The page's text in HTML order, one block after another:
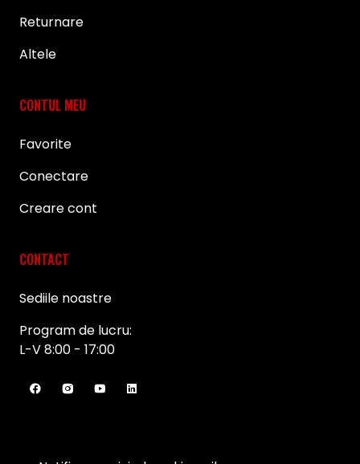
Returnare
Altele
CONTUL MEU
Favorite
Conectare
Creare cont
CONTACT
Sediile noastre
Program de lucru:
L-V 8:00 - 17:00